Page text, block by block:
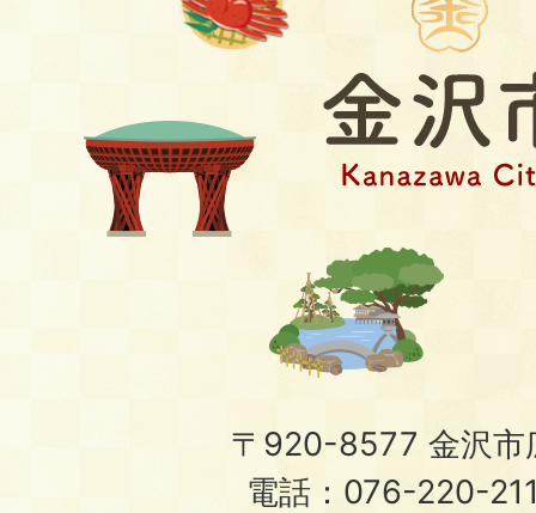
〒920-8577 金沢市
電話：076-220-